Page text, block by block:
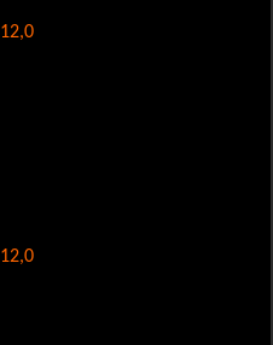
12,0
12,0